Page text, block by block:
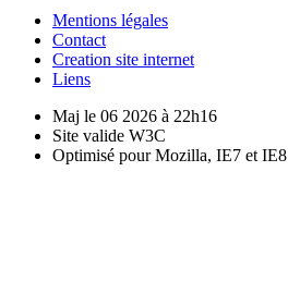
Mentions légales
Contact
Creation site internet
Liens
Maj le 06 2026 à 22h16
Site valide W3C
Optimisé pour Mozilla, IE7 et IE8